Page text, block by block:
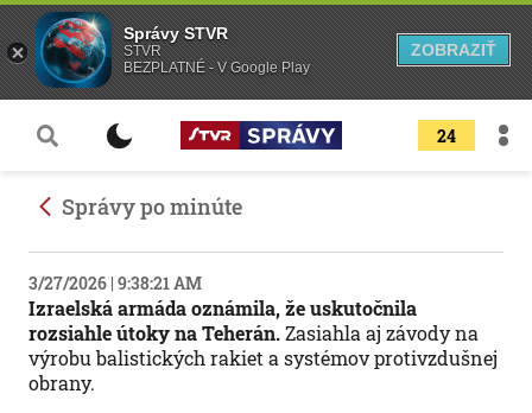
24
Správy po minúte
3/27/2026 | 9:38:21 AM
Izraelská armáda oznámila, že uskutočnila
rozsiahle útoky na Teherán.Zasiahla aj závody na
výrobu balistických rakiet a systémov protivzdušnej
obrany.
Správy STVR
STVR
BEZPLATNÉ - V Google Play
ZOBRAZIŤ